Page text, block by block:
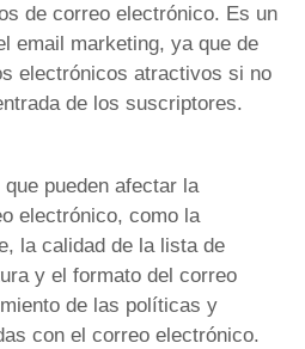
de correo electrónico. Es un
email marketing, ya que de
electrónicos atractivos si no
de los suscriptores.
pueden afectar la
electrónico, como la
la calidad de la lista de
y el formato del correo
de las políticas y
con el correo electrónico.